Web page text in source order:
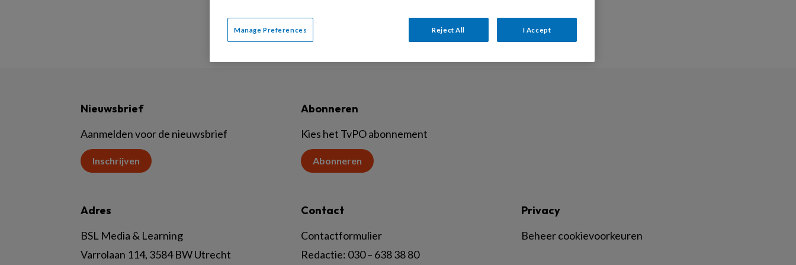
Nieuwsbrief
Aanmelden voor de nieuwsbrief
Inschrijven
Abonneren
Kies het TvPO abonnement
Abonneren
Adres
BSL Media & Learning
Varrolaan 114, 3584 BW Utrecht
Contact
Contactformulier
Redactie: 030 – 638 38 80
Privacy
Beheer cookievoorkeuren
Manage Preferences Reject All I Accept